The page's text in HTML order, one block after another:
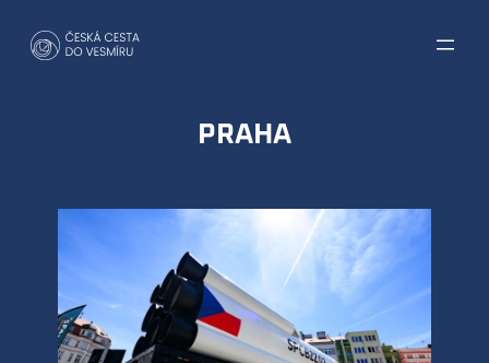
PRAHA